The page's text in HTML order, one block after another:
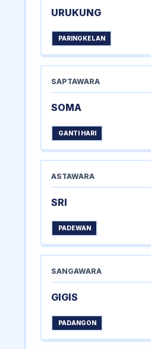
URUKUNG
PARINGKELAN
SAPTAWARA
SOMA
GANTI HARI
ASTAWARA
SRI
PADEWAN
SANGAWARA
GIGIS
PADANGON